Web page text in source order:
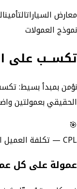
معارض السياراتالتأمين
نموذج العمولات
تكســب على
نؤمن بمبدأ بسيط:
الحقيقي بعمولتين
🎯
CPL — تكلفة العميل المحتمل
عمولة على كل